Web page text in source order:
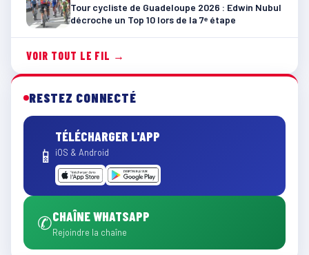
Tour cycliste de Guadeloupe 2026 : Edwin Nubul
décroche un Top 10 lors de la 7ᵉ étape
VOIR TOUT LE FIL →
RESTEZ CONNECTÉ
📱
TÉLÉCHARGER L'APP
iOS & Android
✆CHAÎNE WHATSAPP
Rejoindre la chaîne